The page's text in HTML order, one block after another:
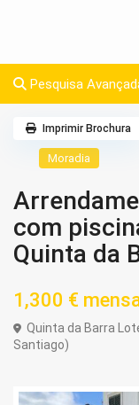
Pesquisa
Moradia
com
Quinta da
1,300 €
Quinta da Barra
Santiago)
Imprimir Brochura